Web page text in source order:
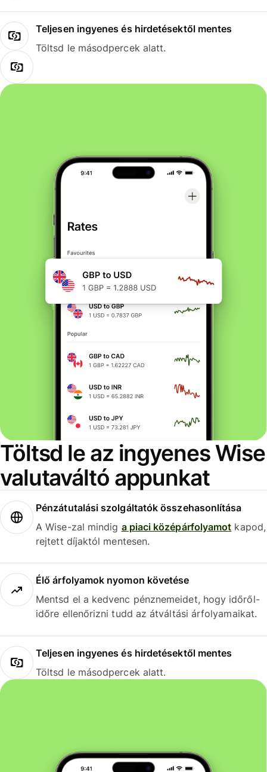
Teljesen ingyenes és hirdetésektől mentes
Töltsd le másodpercek alatt.
Töltsd le az ingyenes Wise
valutaváltó appunkat
Pénzátutalási szolgáltatók összehasonlítása
A Wise-zal mindig a piaci középárfolyamot kapod,
rejtett díjaktól mentesen.
Élő árfolyamok nyomon követése
Mentsd el a kedvenc pénznemeidet, hogy időről-
időre ellenőrizni tudd az átváltási árfolyamaikat.
Teljesen ingyenes és hirdetésektől mentes
Töltsd le másodpercek alatt.